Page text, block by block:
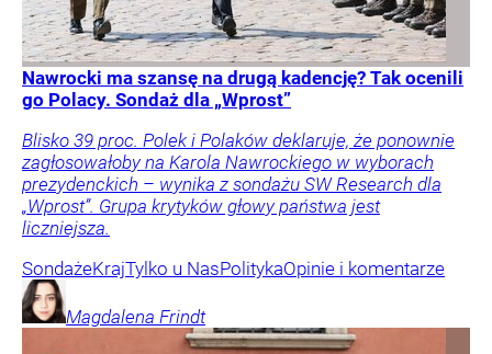
Nawrocki ma szansę na drugą kadencję? Tak ocenili
go Polacy. Sondaż dla „Wprost”
Blisko 39 proc. Polek i Polaków deklaruje, że ponownie
zagłosowałoby na Karola Nawrockiego w wyborach
prezydenckich – wynika z sondażu SW Research dla
„Wprost”. Grupa krytyków głowy państwa jest
liczniejsza.
SondażeKrajTylko u NasPolitykaOpinie i komentarze
Magdalena Frindt